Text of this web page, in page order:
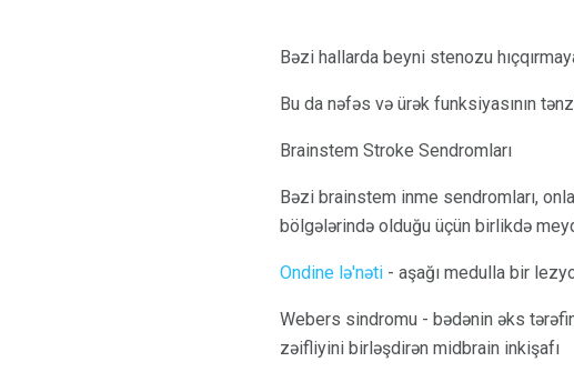
Bəzi hallarda beyni stenozu
Bu da nəfəs və ürək funksiyasının
Brainstem Stroke Sendromları
Bəzi brainstem inme sendromları,
bölgələrində olduğu üçün birlikdə
Ondine lə'nəti - aşağı medulla bir
Webers sindromu - bədənin əks
zəifliyini birləşdirən midbrain inkişafı